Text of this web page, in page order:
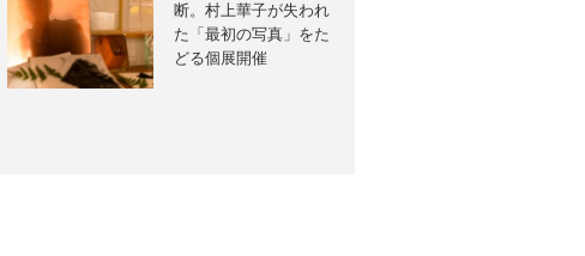
断。村上華子が失われ
た「最初の写真」をた
どる個展開催